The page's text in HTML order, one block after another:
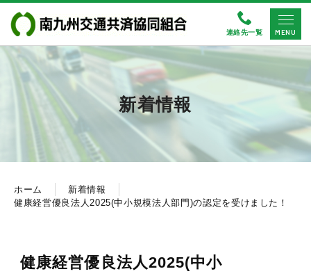
連絡先一覧 MENU
新着情報
ホーム
新着情報
健康経営優良法人2025(中小規模法人部門)の認定を受けました！
健康経営優良法人2025(中小